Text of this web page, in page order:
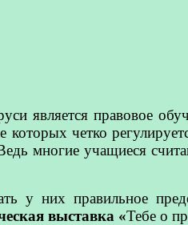
является правовое
четко
многие учащиеся
у них правильное
выставка «Тебе о